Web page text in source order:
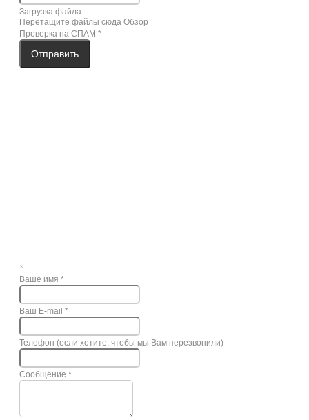
Загрузка файла
Перетащите файлы сюда Обзор
Проверка на СПАМ *
Отправить
×
Ваше имя *
Ваш E-mail *
Телефон (если хотите, чтобы мы Вам перезвонили)
Сообщение *